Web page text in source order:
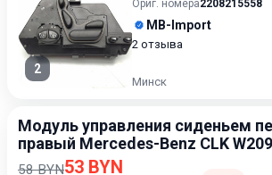
2
Ориг. номера2208215558
MB-Import
2 отзыва
Минск
Модуль управления сиденьем
правый Mercedes-Benz CLK
2005
58 BYN53 BYN